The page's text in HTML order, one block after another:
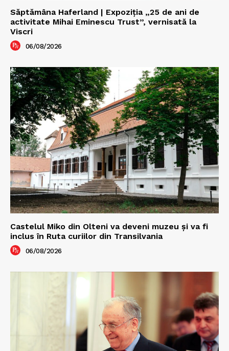
Săptămâna Haferland | Expoziţia „25 de ani de
activitate Mihai Eminescu Trust”, vernisată la
Viscri
06/08/2026
Castelul Miko din Olteni va deveni muzeu şi va fi
inclus în Ruta curiilor din Transilvania
06/08/2026